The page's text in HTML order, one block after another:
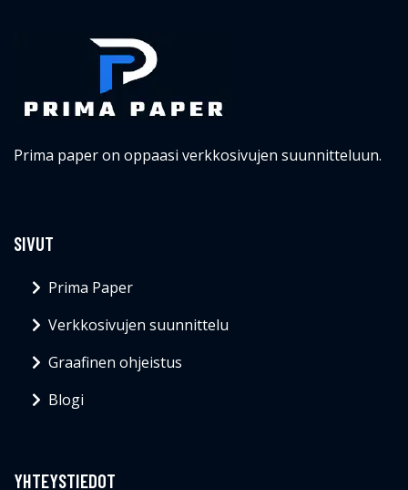
Prima paper on oppaasi verkkosivujen suunnitteluun.
SIVUT
Prima Paper
Verkkosivujen suunnittelu
Graafinen ohjeistus
Blogi
YHTEYSTIEDOT